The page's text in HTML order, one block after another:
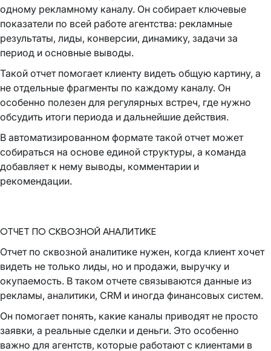
одному рекламному каналу. Он собирает ключевые
показатели по всей работе агентства: рекламные
результаты, лиды, конверсии, динамику, задачи за
период и основные выводы.
Такой отчет помогает клиенту видеть общую картину, а
не отдельные фрагменты по каждому каналу. Он
особенно полезен для регулярных встреч, где нужно
обсудить итоги периода и дальнейшие действия.
В автоматизированном формате такой отчет может
собираться на основе единой структуры, а команда
добавляет к нему выводы, комментарии и
рекомендации.
ОТЧЕТ ПО СКВОЗНОЙ АНАЛИТИКЕ
Отчет по сквозной аналитике нужен, когда клиент хочет
видеть не только лиды, но и продажи, выручку и
окупаемость. В таком отчете связываются данные из
рекламы, аналитики, CRM и иногда финансовых систем.
Он помогает понять, какие каналы приводят не просто
заявки, а реальные сделки и деньги. Это особенно
важно для агентств, которые работают с клиентами в